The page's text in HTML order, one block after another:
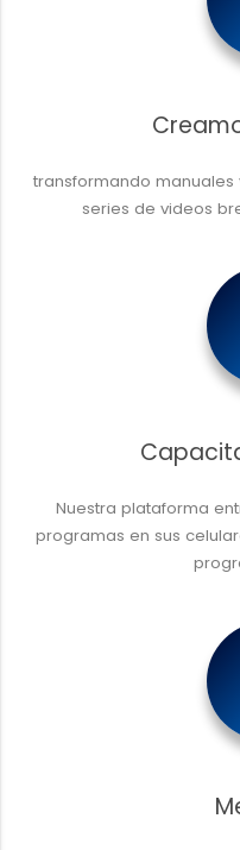
transformando
series de videos
Nuestra plataforma
programas en sus